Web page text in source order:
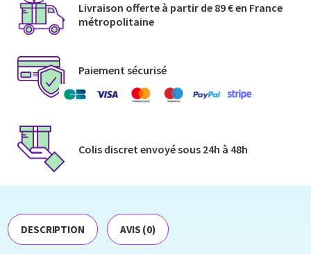
Livraison offerte à partir de 89 € en France
métropolitaine​
Paiement sécurisé
Colis discret envoyé​ sous 24h à 48h​
DESCRIPTION AVIS (0)